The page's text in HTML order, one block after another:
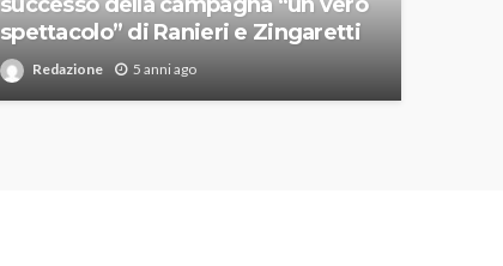
spettacolo” di Ranieri e Zingaretti
Redazione 5 anni ago